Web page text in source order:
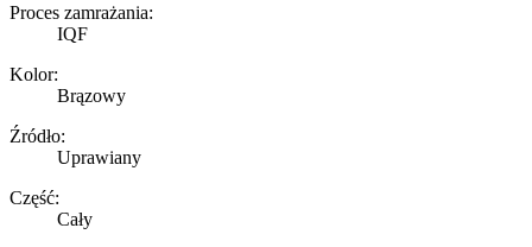
Proces zamrażania:
IQF
Kolor:
Brązowy
Źródło:
Uprawiany
Część:
Cały